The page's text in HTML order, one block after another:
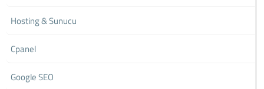
Hosting & Sunucu
Cpanel
Google SEO